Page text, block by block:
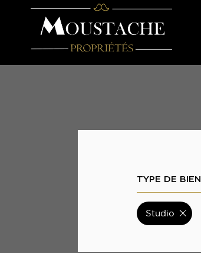
TYPE DE BIEN
Studio